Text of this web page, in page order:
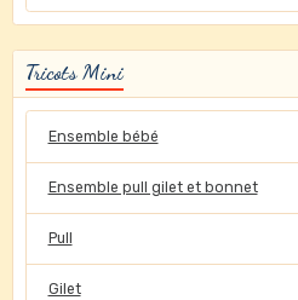
Tricots Mini
Ensemble bébé
Ensemble pull gilet et bonnet
Pull
Gilet